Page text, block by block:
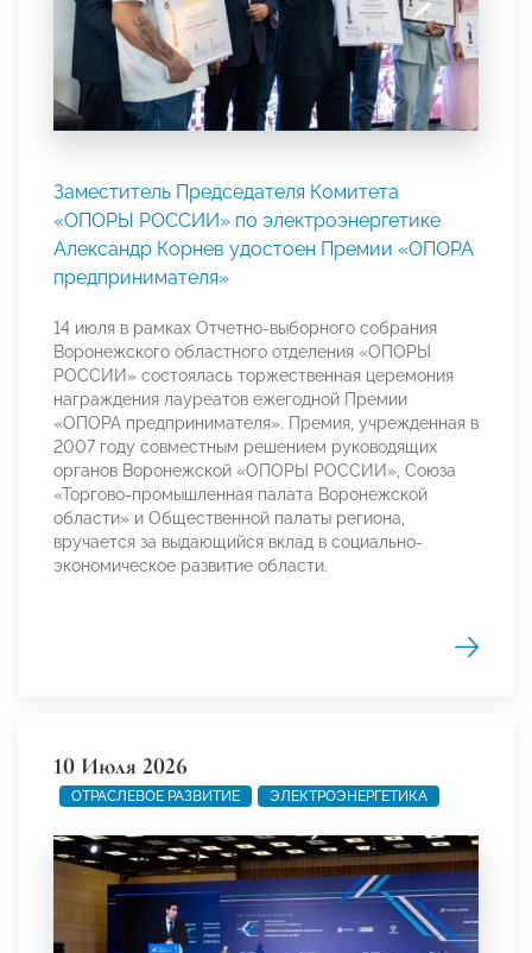
Заместитель Председателя Комитета
«ОПОРЫ РОССИИ» по электроэнергетике
Александр Корнев удостоен Премии «ОПОРА
предпринимателя»
14 июля в рамках Отчетно-выборного собрания
Воронежского областного отделения «ОПОРЫ
РОССИИ» состоялась торжественная церемония
награждения лауреатов ежегодной Премии
«ОПОРА предпринимателя». Премия, учрежденная в
2007 году совместным решением руководящих
органов Воронежской «ОПОРЫ РОССИИ», Союза
«Торгово-промышленная палата Воронежской
области» и Общественной палаты региона,
вручается за выдающийся вклад в социально-
экономическое развитие области.
10 Июля 2026
ОТРАСЛЕВОЕ РАЗВИТИЕ ЭЛЕКТРОЭНЕРГЕТИКА